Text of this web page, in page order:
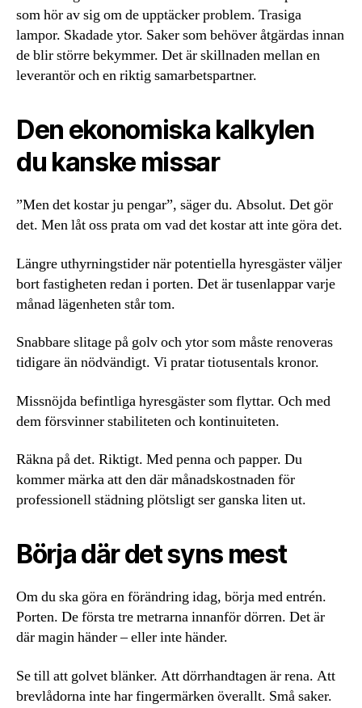
som hör av sig om de upptäcker problem. Trasiga
lampor. Skadade ytor. Saker som behöver åtgärdas innan
de blir större bekymmer. Det är skillnaden mellan en
leverantör och en riktig samarbetspartner.
Den ekonomiska kalkylen
du kanske missar
”Men det kostar ju pengar”, säger du. Absolut. Det gör
det. Men låt oss prata om vad det kostar att inte göra det.
Längre uthyrningstider när potentiella hyresgäster väljer
bort fastigheten redan i porten. Det är tusenlappar varje
månad lägenheten står tom.
Snabbare slitage på golv och ytor som måste renoveras
tidigare än nödvändigt. Vi pratar tiotusentals kronor.
Missnöjda befintliga hyresgäster som flyttar. Och med
dem försvinner stabiliteten och kontinuiteten.
Räkna på det. Riktigt. Med penna och papper. Du
kommer märka att den där månadskostnaden för
professionell städning plötsligt ser ganska liten ut.
Börja där det syns mest
Om du ska göra en förändring idag, börja med entrén.
Porten. De första tre metrarna innanför dörren. Det är
där magin händer – eller inte händer.
Se till att golvet blänker. Att dörrhandtagen är rena. Att
brevlådorna inte har fingermärken överallt. Små saker.